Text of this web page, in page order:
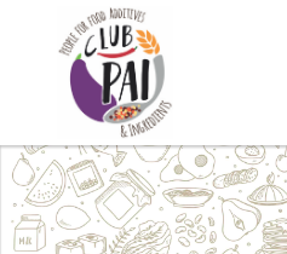
Skip to content